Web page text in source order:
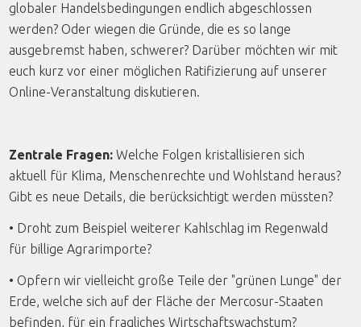
globaler Handelsbedingungen endlich abgeschlossen
werden? Oder wiegen die Gründe, die es so lange
ausgebremst haben, schwerer? Darüber möchten wir mit
euch kurz vor einer möglichen Ratifizierung auf unserer
Online-Veranstaltung diskutieren.
Zentrale Fragen: Welche Folgen kristallisieren sich
aktuell für Klima, Menschenrechte und Wohlstand heraus?
Gibt es neue Details, die berücksichtigt werden müssten?
• Droht zum Beispiel weiterer Kahlschlag im Regenwald
für billige Agrarimporte?
• Opfern wir vielleicht große Teile der "grünen Lunge" der
Erde, welche sich auf der Fläche der Mercosur-Staaten
befinden, für ein fragliches Wirtschaftswachstum?